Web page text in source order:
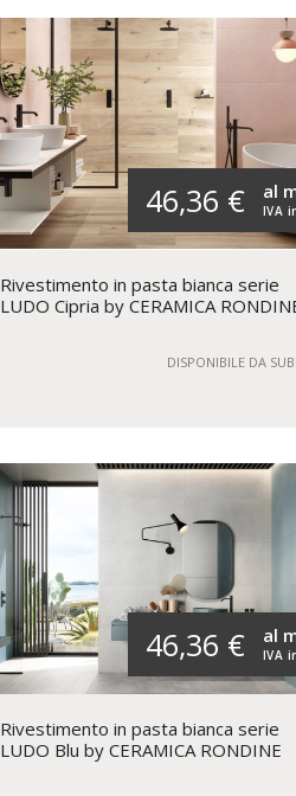
46,36 € IVA
al
Rivestimento in pasta bianca serie
LUDO Cipria by CERAMICA
DISPONIBILE DA
46,36 € IVA
al
Rivestimento in pasta bianca serie
LUDO Blu by CERAMICA RONDINE